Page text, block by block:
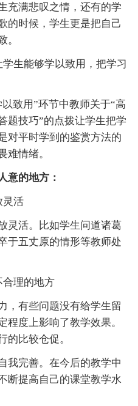
充满悲叹之情，还有的学
的时候，学生更是把自己
。
生能够学以致用，把学习
致用”环节中教师关于“高
题技巧”的点拨让学生把学
对平时学到的鉴赏方法的
难情绪。
意的地方：
灵活
灵活。比如学生问道诸葛
于五丈原的情形等教师处
合理的地方
，有些问题没有给学生留
程度上影响了教学效果。
的比较仓促。
我完善。在今后的教学中
断提高自己的课堂教学水